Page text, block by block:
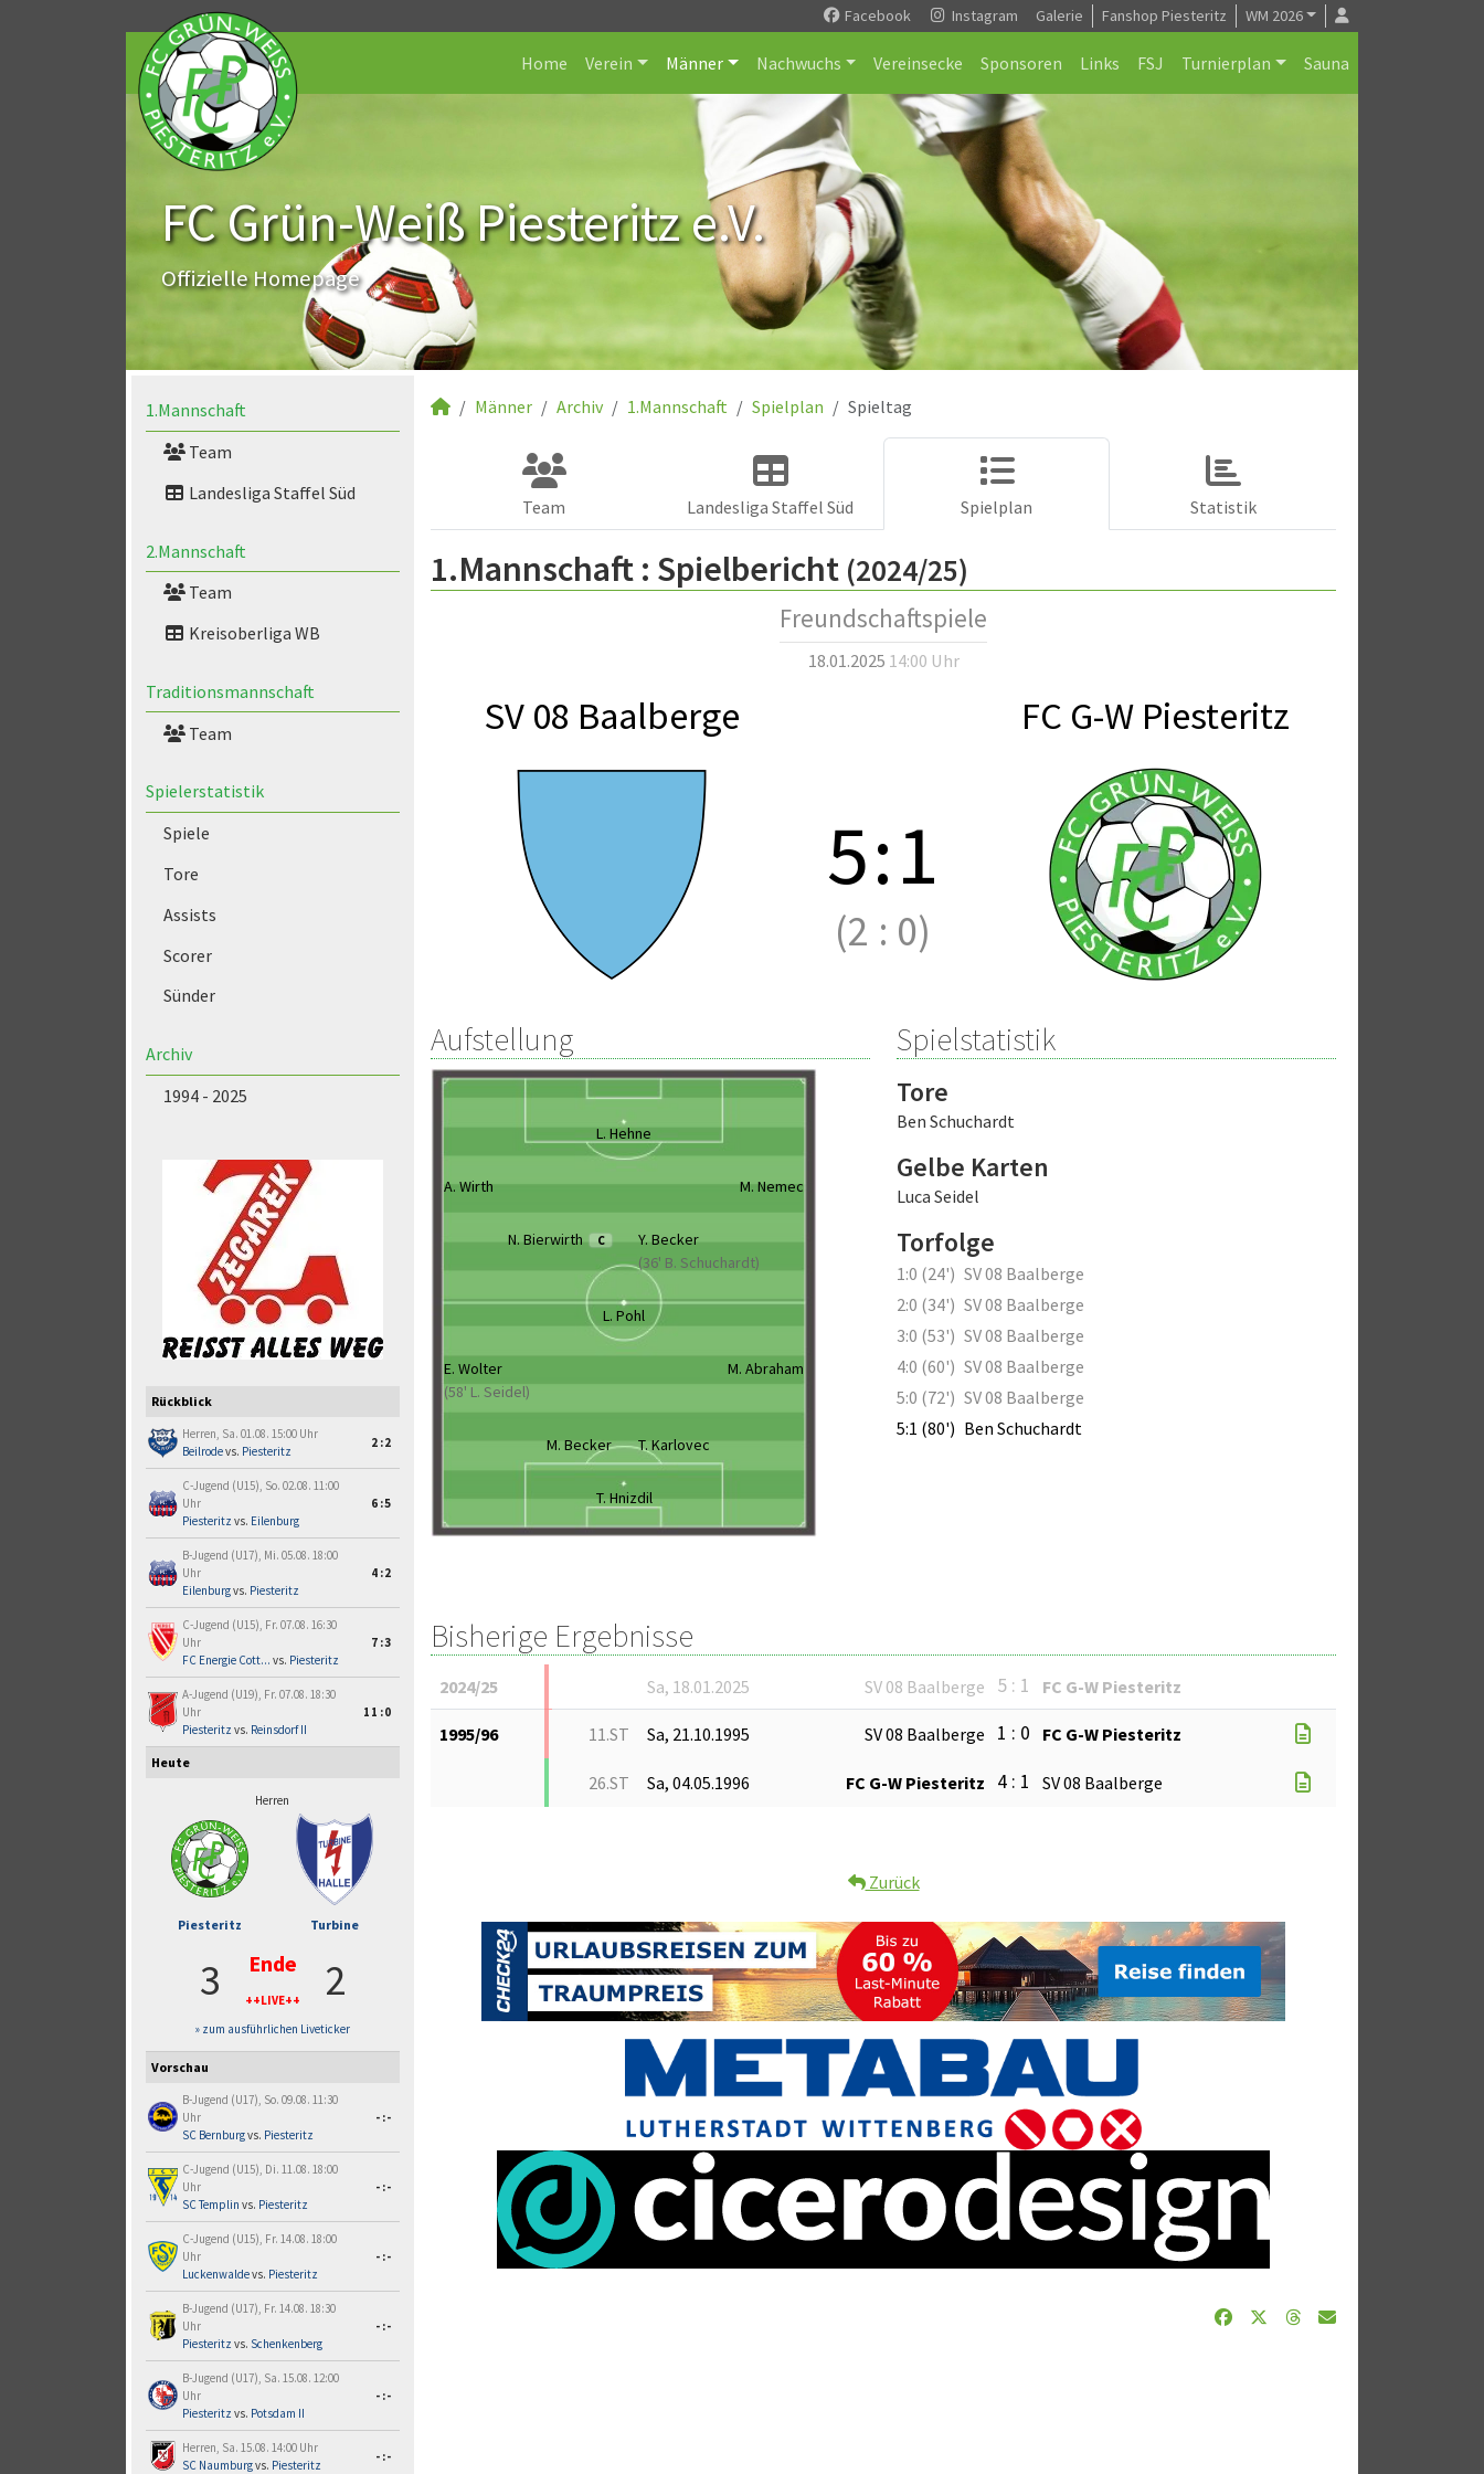
Facebook Instagram Galerie Fanshop Piesteritz WM 2026
Home Verein Männer Nachwuchs Vereinsecke Sponsoren Links FSJ Turnierplan Sauna
FC Grün-Weiß Piesteritz e.V.
Offizielle Homepage
1.Mannschaft
Team
Landesliga Staffel Süd
2.Mannschaft
Team
Kreisoberliga WB
Traditionsmannschaft
Team
Spielerstatistik
Spiele
Tore
Assists
Scorer
Sünder
Archiv
1994 - 2025
Rückblick
Herren, Sa. 01.08. 15:00 Uhr
Beilrodevs. Piesteritz
2:2
C-Jugend (U15), So. 02.08. 11:00
Uhr
Piesteritz vs. Eilenburg
6:5
B-Jugend (U17), Mi. 05.08. 18:00
Uhr
Eilenburgvs. Piesteritz
4:2
C-Jugend (U15), Fr. 07.08. 16:30
Uhr
FC Energie Cott... vs. Piesteritz
7:3
A-Jugend (U19), Fr. 07.08. 18:30
Uhr
Piesteritz vs. Reinsdorf II
11:0
Heute
Herren
Piesteritz Turbine
3 Ende
++LIVE++ 2
» zum ausführlichen Liveticker
Vorschau
B-Jugend (U17), So. 09.08. 11:30
Uhr
SC Bernburgvs. Piesteritz
-:-
C-Jugend (U15), Di. 11.08. 18:00
Uhr
SC Templin vs. Piesteritz
-:-
C-Jugend (U15), Fr. 14.08. 18:00
Uhr
Luckenwaldevs. Piesteritz
-:-
B-Jugend (U17), Fr. 14.08. 18:30
Uhr
Piesteritz vs. Schenkenberg
-:-
B-Jugend (U17), Sa. 15.08. 12:00
Uhr
Piesteritz vs. Potsdam II
-:-
Herren, Sa. 15.08. 14:00 Uhr
SC Naumburgvs. Piesteritz
-:-
Männer Archiv 1.Mannschaft Spielplan Spieltag
Team Landesliga Staffel Süd Spielplan Statistik
1.Mannschaft : Spielbericht (2024/25)
Freundschaftspiele
18.01.2025 14:00 Uhr
SV 08 Baalberge FC G-W Piesteritz
5:1
(2 : 0)
Aufstellung
L. Hehne
A. Wirth M. Nemec
N. Bierwirth C
Y. Becker
(36' B. Schuchardt)
L. Pohl
E. Wolter
(58' L. Seidel)
M. Abraham
M. Becker T. Karlovec
T. Hnizdil
Spielstatistik
Tore
Ben Schuchardt
Gelbe Karten
Luca Seidel
Torfolge
1:0 (24') SV 08 Baalberge
2:0 (34') SV 08 Baalberge
3:0 (53') SV 08 Baalberge
4:0 (60') SV 08 Baalberge
5:0 (72') SV 08 Baalberge
5:1 (80') Ben Schuchardt
Bisherige Ergebnisse
2024/25 Sa, 18.01.2025 SV 08 Baalberge 5 : 1 FC G-W Piesteritz
1995/96 11.ST Sa, 21.10.1995 SV 08 Baalberge 1 : 0 FC G-W Piesteritz
26.ST Sa, 04.05.1996 FC G-W Piesteritz 4 : 1 SV 08 Baalberge
Zurück